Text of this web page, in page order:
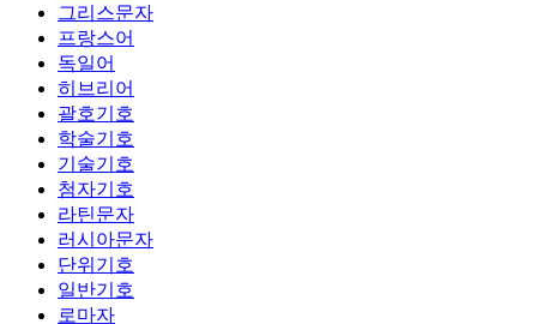
그리스문자
프랑스어
독일어
히브리어
괄호기호
학술기호
기술기호
첨자기호
라틴문자
러시아문자
단위기호
일반기호
로마자